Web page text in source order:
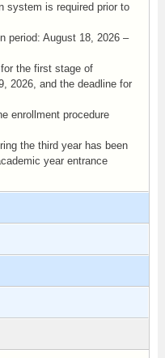
system is required prior to
period: August 18, 2026 –
the first stage of
2026, and the deadline for
enrollment procedure
the third year has been
year entrance